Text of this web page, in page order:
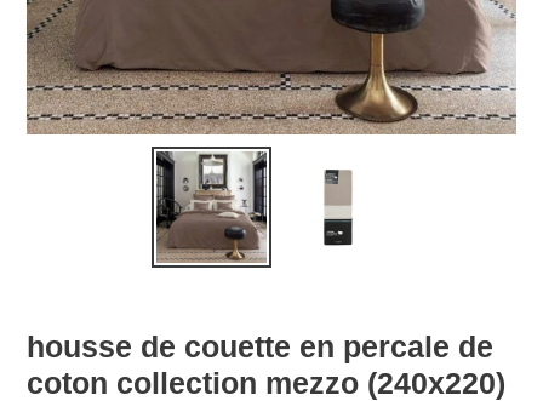
housse de couette en percale de
coton collection mezzo (240x220)